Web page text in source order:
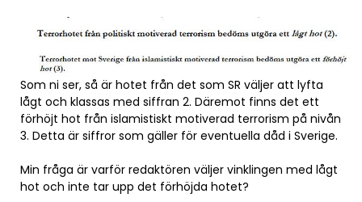
Som ni ser, så är hotet från det som SR väljer att lyfta
lågt och klassas med siffran 2. Däremot finns det ett
förhöjt hot från islamistiskt motiverad terrorism på nivån
3. Detta är siffror som gäller för eventuella dåd i Sverige.
Min fråga är varför redaktören väljer vinklingen med lågt
hot och inte tar upp det förhöjda hotet?